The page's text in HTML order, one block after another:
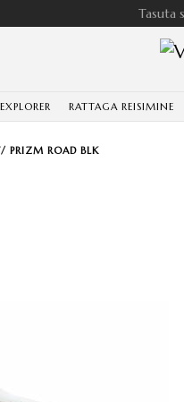
Tasuta
RATTAGA REISIMINE
PRIZM ROAD BLK